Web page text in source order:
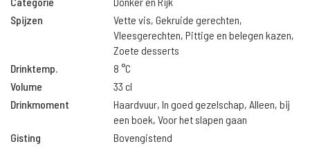
Spijzen
Vette vis, Gekruide gerechten,
Vleesgerechten, Pittige en belegen kazen,
Zoete desserts
Drinktemp.
8 °C
Volume
33 cl
Drinkmoment
Haardvuur, In goed gezelschap, Alleen, bij
een boek, Voor het slapen gaan
Gisting
Bovengistend